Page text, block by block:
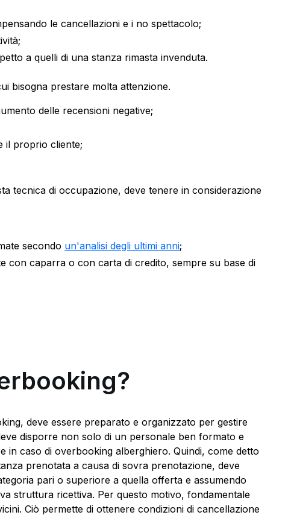
le cancellazioni e i no spettacolo;
a quelli di una stanza rimasta invenduta.
bisogna prestare molta attenzione.
delle recensioni negative;
il proprio cliente;
tecnica di occupazione, deve tenere in considerazione
secondo un'analisi degli ultimi anni;
con caparra o con carta di credito, sempre su base di
deve essere preparato e organizzato per gestire
disporre non solo di un personale ben formato e
in caso di overbooking alberghiero. Quindi, come detto
prenotata a causa di sovra prenotazione, deve
pari o superiore a quella offerta e assumendo
struttura ricettiva. Per questo motivo, fondamentale
Ciò permette di ottenere condizioni di cancellazione